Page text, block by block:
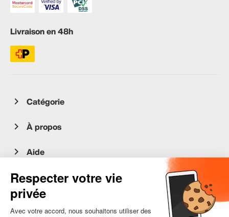
Livraison en 48h
Catégorie
À propos
Aide
Service client
occasion.migros.mobile@recommerce.com